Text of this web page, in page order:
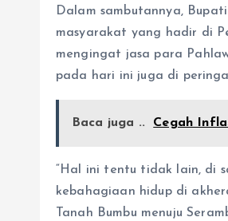
Dalam sambutannya,
masyarakat yang hadir di
mengingat jasa para
pada hari ini juga di
Baca juga .. Cegah
“Hal ini tentu tidak lain, di
kebahagiaan hidup di
Tanah Bumbu menuju